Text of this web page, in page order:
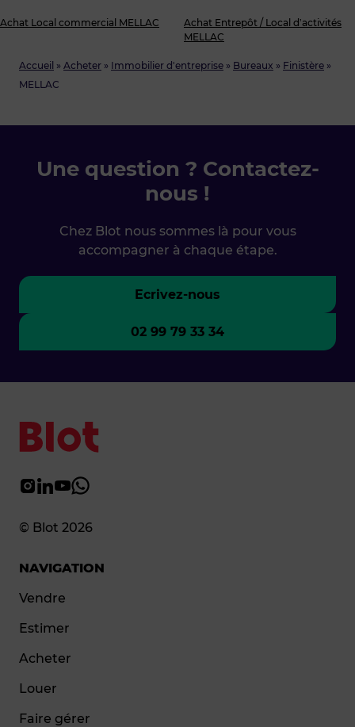
Accueil » Acheter » Immobilier d'entreprise » Bureaux » Finistère »
MELLAC
Achat Local commercial MELLAC
Achat Entrepôt / Local d’activités
MELLAC
Une question ? Contactez-
nous !
Chez Blot nous sommes là pour vous
accompagner à chaque étape.
Ecrivez-nous
02 99 79 33 34
© Blot 2026
NAVIGATION
Vendre
Estimer
Acheter
Louer
Faire gérer